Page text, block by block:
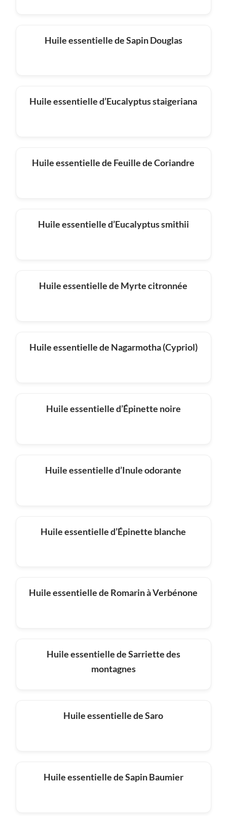
Huile essentielle de Sapin Douglas
Huile essentielle d’Eucalyptus staigeriana
Huile essentielle de Feuille de Coriandre
Huile essentielle d’Eucalyptus smithii
Huile essentielle de Myrte citronnée
Huile essentielle de Nagarmotha (Cypriol)
Huile essentielle d’Épinette noire
Huile essentielle d’Inule odorante
Huile essentielle d’Épinette blanche
Huile essentielle de Romarin à Verbénone
Huile essentielle de Sarriette des
montagnes
Huile essentielle de Saro
Huile essentielle de Sapin Baumier